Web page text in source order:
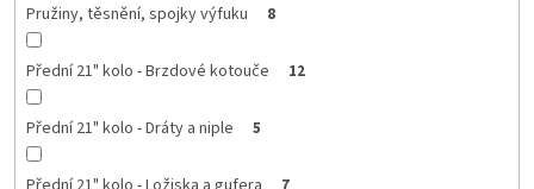
Pružiny, těsnění, spojky výfuku 8
Přední 21" kolo - Brzdové kotouče 12
Přední 21" kolo - Dráty a niple 5